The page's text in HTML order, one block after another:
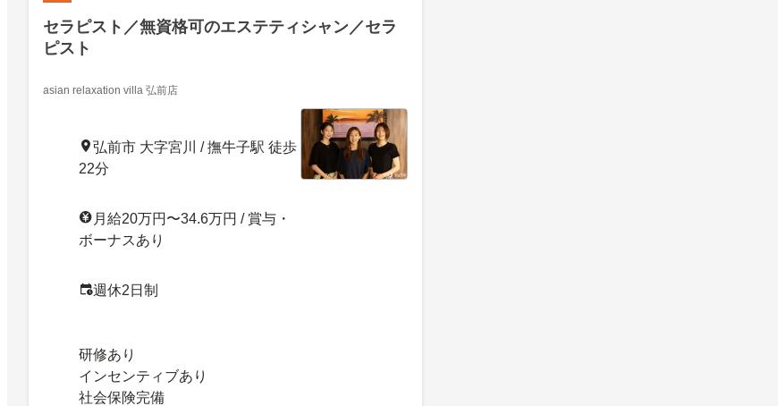
セラピスト／無資格可のエステティシャン／セラ
ピスト
asian relaxation villa 弘前店
弘前市 大字宮川 / 撫牛子駅 徒歩
22分
月給20万円〜34.6万円 / 賞与・
ボーナスあり
週休2日制
研修あり
インセンティブあり
社会保険完備